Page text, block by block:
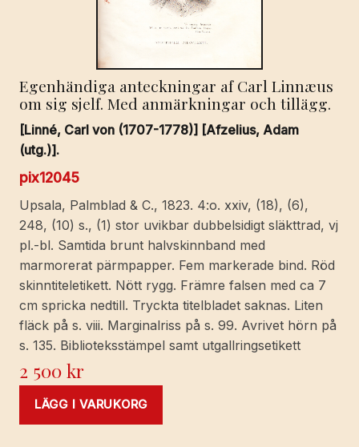
Egenhändiga anteckningar af Carl Linnæus
om sig sjelf. Med anmärkningar och tillägg.
[Linné, Carl von (1707-1778)] [Afzelius, Adam
(utg.)].
pix12045
Upsala, Palmblad & C., 1823. 4:o. xxiv, (18), (6),
248, (10) s., (1) stor uvikbar dubbelsidigt släkttrad, vj
pl.-bl. Samtida brunt halvskinnband med
marmorerat pärmpapper. Fem markerade bind. Röd
skinntiteletikett. Nött rygg. Främre falsen med ca 7
cm spricka nedtill. Tryckta titelbladet saknas. Liten
fläck på s. viii. Marginalriss på s. 99. Avrivet hörn på
s. 135. Biblioteksstämpel samt utgallringsetikett
2 500kr
LÄGG I VARUKORG